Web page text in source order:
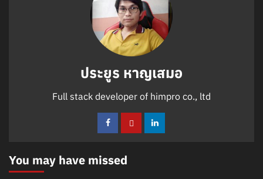
ประยูร หาญเสมอ
Full stack developer of himpro co., ltd
You may have missed